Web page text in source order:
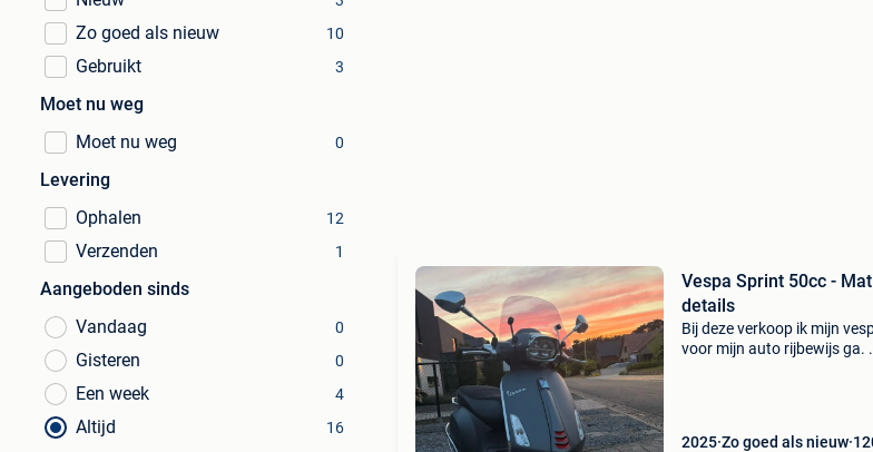
Zo goed als nieuw 10
Gebruikt 3
Moet nu weg
Moet nu weg
0
Levering
Ophalen
12
Verzenden 1
Aangeboden sinds
Vandaag
0
Gisteren 0
Een week 4
Altijd 16
Vespa Sprint 50cc -
details
Bij deze verkoop ik mijn
voor mijn auto rijbewijs ga.
2025 Zo goed als nieuw